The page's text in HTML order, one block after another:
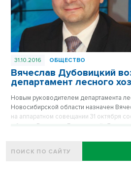
31.10.2016 ОБЩЕСТВО
Вячеслав Дубовицкий
департамент лесного
Новым руководителем департамента
Новосибирской области назначен
на аппаратном совещании 31 октября
области Владимир Городецкий. До